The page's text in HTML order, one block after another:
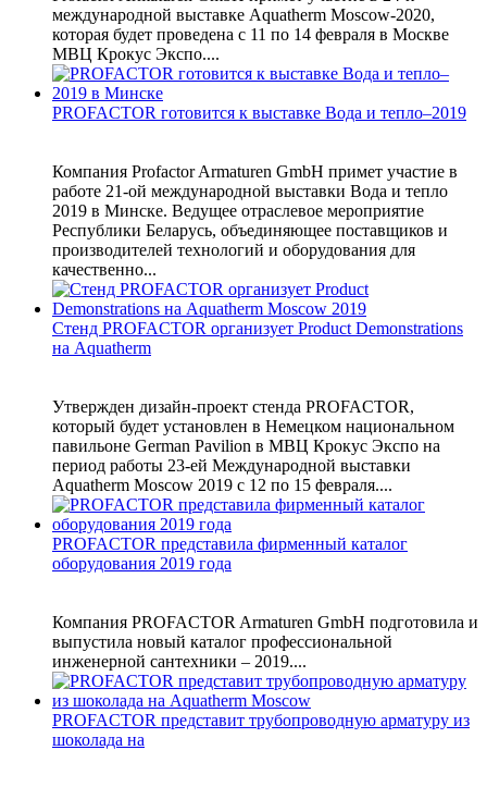
международной выставке Aquatherm Moscow-2020,
которая будет проведена с 11 по 14 февраля в Москве
МВЦ Крокус Экспо....
PROFACTOR готовится к выставке Вода и тепло–2019
Компания Profactor Armaturen GmbH примет участие в
работе 21-ой международной выставки Вода и тепло
2019 в Минске. Ведущее отраслевое мероприятие
Республики Беларусь, объединяющее поставщиков и
производителей технологий и оборудования для
качественно...
Стенд PROFACTOR организует Product Demonstrations
на Aquatherm
Утвержден дизайн-проект стенда PROFACTOR,
который будет установлен в Немецком национальном
павильоне German Pavilion в МВЦ Крокус Экспо на
период работы 23-ей Международной выставки
Aquatherm Moscow 2019 с 12 по 15 февраля....
PROFACTOR представила фирменный каталог
оборудования 2019 года
Компания PROFACTOR Armaturen GmbH подготовила и
выпустила новый каталог профессиональной
инженерной сантехники – 2019....
PROFACTOR представит трубопроводную арматуру из
шоколада на